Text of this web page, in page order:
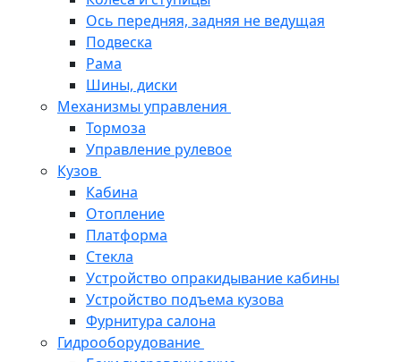
Ось передняя, задняя не ведущая
Подвеска
Рама
Шины, диски
Механизмы управления
Тормоза
Управление рулевое
Кузов
Кабина
Отопление
Платформа
Стекла
Устройство опракидывание кабины
Устройство подъема кузова
Фурнитура салона
Гидрооборудование